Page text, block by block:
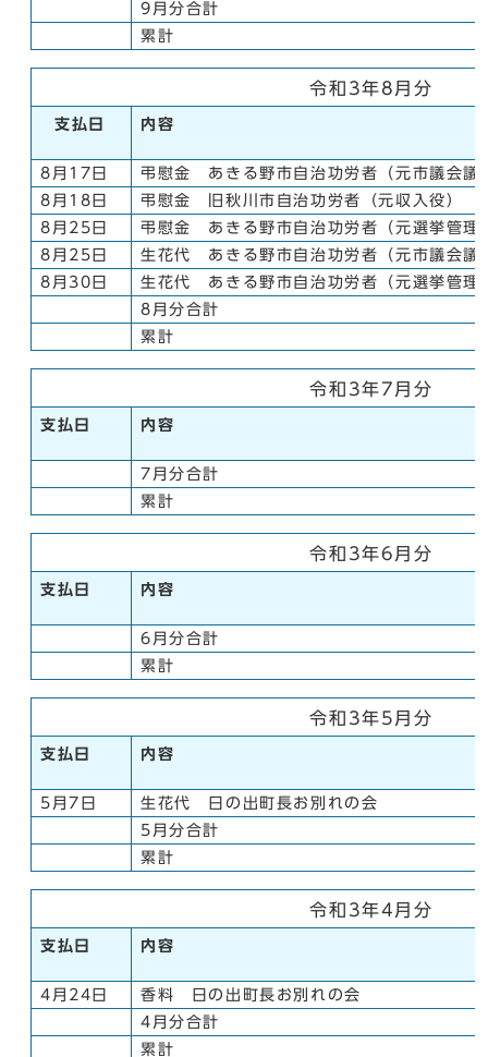
9月分合計
累計
令和3年8月分
支払日 内容
8月17日
弔慰金 あきる野市自治功労者（元市議会議
8月18日
弔慰金 旧秋川市自治功労者（元収入役）
8月25日
弔慰金 あきる野市自治功労者（元選挙管理
8月25日
生花代 あきる野市自治功労者（元市議会議
8月30日
生花代 あきる野市自治功労者（元選挙管理
8月分合計
累計
令和3年7月分
支払日 内容
7月分合計
累計
令和3年6月分
支払日 内容
6月分合計
累計
令和3年5月分
支払日 内容
5月7日
生花代 日の出町長お別れの会
5月分合計
累計
令和3年4月分
支払日 内容
4月24日
香料 日の出町長お別れの会
4月分合計
累計